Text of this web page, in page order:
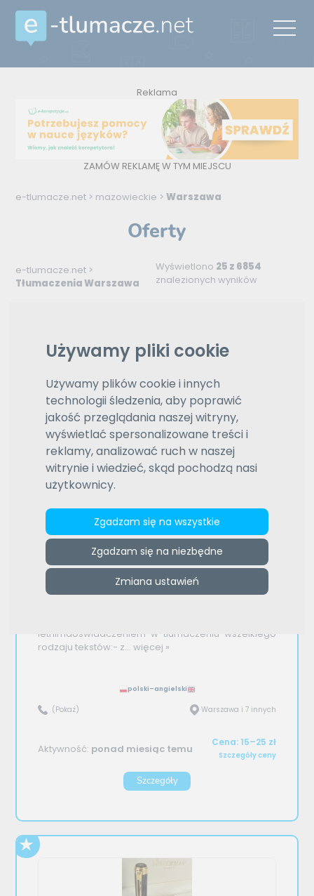
Używamy pliki cookie
Używamy plików cookie i innych
technologii śledzenia, aby poprawić
jakość przeglądania naszej witryny,
wyświetlać spersonalizowane treści i
reklamy, analizować ruch w naszej
witrynie i wiedzieć, skąd pochodzą nasi
użytkownicy.
Zgadzam się na wszystkie
Zgadzam się na niezbędne
Zmiana ustawień
Reklama
ZAMÓW REKLAMĘ W TYM MIEJSCU
e-tlumacze.net > mazowieckie >Warszawa
Oferty
e-tlumacze.net >
Tłumaczenia Warszawa
Wyświetlono 25 z 6854
znalezionych wyników
Wybierz język
Wybierz typ sortowania
Wyróżnione oferty
9
Great School
letnimdoświadczeniem w tłumaczeniu wszelkiego
rodzaju tekstów:- z... więcej »
polski–angielski
(Pokaż) Warszawa i 7 innych
Aktywność: ponad miesiąc temu Cena: 15–25 zł
Szczegóły ceny
Szczegóły